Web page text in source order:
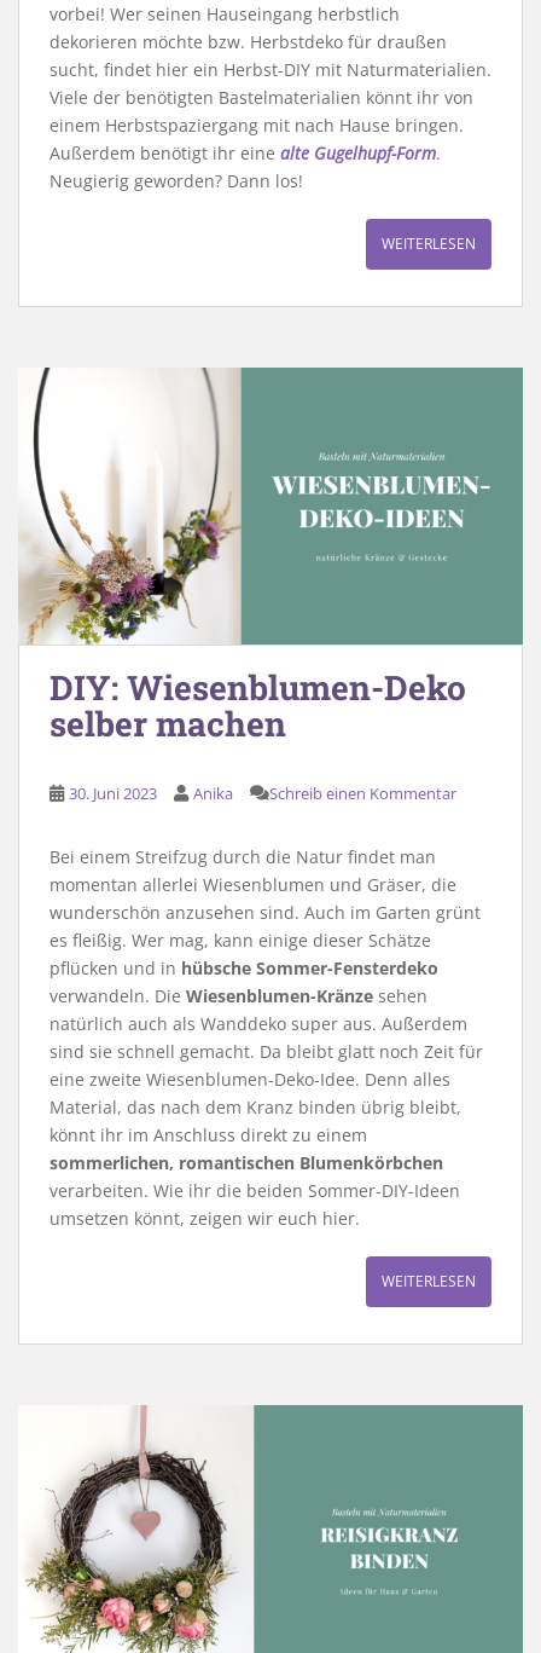
vorbei! Wer seinen Hauseingang herbstlich
dekorieren möchte bzw. Herbstdeko für draußen
sucht, findet hier ein Herbst-DIY mit Naturmaterialien.
Viele der benötigten Bastelmaterialien könnt ihr von
einem Herbstspaziergang mit nach Hause bringen.
Außerdem benötigt ihr eine alte Gugelhupf-Form.
Neugierig geworden? Dann los!
WEITERLESEN
DIY: Wiesenblumen-Deko
selber machen
30. Juni 2023 Anika Schreib einen Kommentar
Bei einem Streifzug durch die Natur findet man
momentan allerlei Wiesenblumen und Gräser, die
wunderschön anzusehen sind. Auch im Garten grünt
es fleißig. Wer mag, kann einige dieser Schätze
pflücken und in hübsche Sommer-Fensterdeko
verwandeln. Die Wiesenblumen-Kränze sehen
natürlich auch als Wanddeko super aus. Außerdem
sind sie schnell gemacht. Da bleibt glatt noch Zeit für
eine zweite Wiesenblumen-Deko-Idee. Denn alles
Material, das nach dem Kranz binden übrig bleibt,
könnt ihr im Anschluss direkt zu einem
sommerlichen, romantischen Blumenkörbchen
verarbeiten. Wie ihr die beiden Sommer-DIY-Ideen
umsetzen könnt, zeigen wir euch hier.
WEITERLESEN